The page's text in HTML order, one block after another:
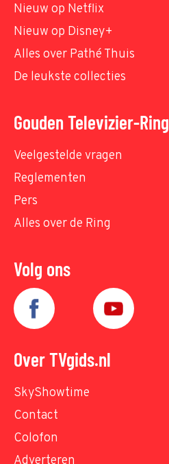
Nieuw op Netflix
Nieuw op Disney+
Alles over Pathé Thuis
De leukste collecties
Gouden Televizier-Ring
Veelgestelde vragen
Reglementen
Pers
Alles over de Ring
Volg ons
Over TVgids.nl
SkyShowtime
Contact
Colofon
Adverteren